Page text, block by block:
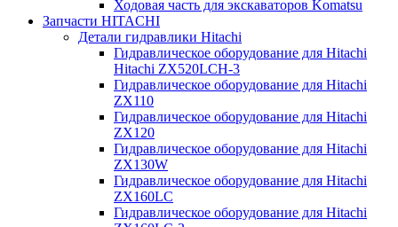
Ходовая часть для экскаваторов Komatsu
Запчасти HITACHI
Детали гидравлики Hitachi
Гидравлическое оборудование для Hitachi
Hitachi ZX520LCH-3
Гидравлическое оборудование для Hitachi
ZX110
Гидравлическое оборудование для Hitachi
ZX120
Гидравлическое оборудование для Hitachi
ZX130W
Гидравлическое оборудование для Hitachi
ZX160LC
Гидравлическое оборудование для Hitachi